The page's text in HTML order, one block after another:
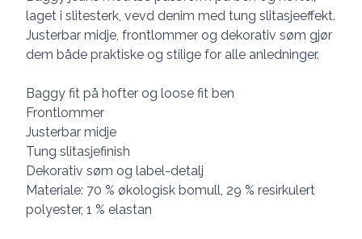
laget i slitesterk, vevd denim med tung slitasjeeffekt.
Justerbar midje, frontlommer og dekorativ søm gjør
dem både praktiske og stilige for alle anledninger.
Baggy fit på hofter og loose fit ben
Frontlommer
Justerbar midje
Tung slitasjefinish
Dekorativ søm og label-detalj
Materiale: 70 % økologisk bomull, 29 % resirkulert
polyester, 1 % elastan